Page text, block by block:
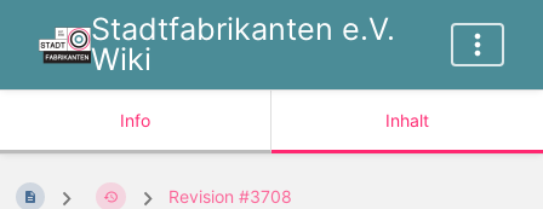
Stadtfabrikanten e.V.
Wiki
Info Inhalt
Revision #3708